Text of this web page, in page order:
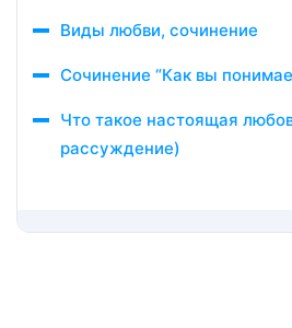
Виды любви, сочинение
Сочинение “Как вы
Что такое настоящая
рассуждение)